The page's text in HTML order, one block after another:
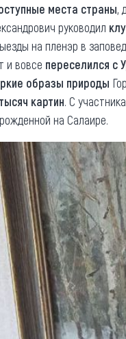
места страны,
руководил
на пленэр в
и вовсе переселился с
образы природы
картин. С
на Салаире.